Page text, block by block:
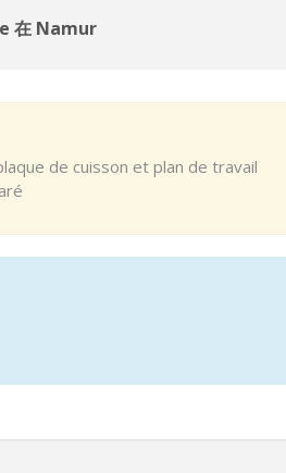
在 Namur
de cuisson et plan de travail